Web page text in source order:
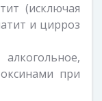
(исключая
и цирроз
при